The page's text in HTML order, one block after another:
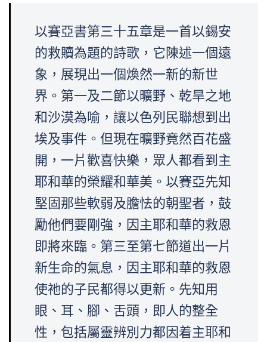
以賽亞書第三十五章是一首以錫安
的救贖為題的詩歌，它陳述一個遠
象，展現出一個煥然一新的新世
界。第一及二節以曠野、乾旱之地
和沙漠為喻，讓以色列民聯想到出
埃及事件。但現在曠野竟然百花盛
開，一片歡喜快樂，眾人都看到主
耶和華的榮耀和華美。以賽亞先知
堅固那些軟弱及膽怯的朝聖者，鼓
勵他們要剛強，因主耶和華的救恩
即將來臨。第三至第七節道出一片
新生命的氣息，因主耶和華的救恩
使祂的子民都得以更新。先知用
眼、耳、腳、舌頭，即人的整全
性，包括屬靈辨別力都因着主耶和